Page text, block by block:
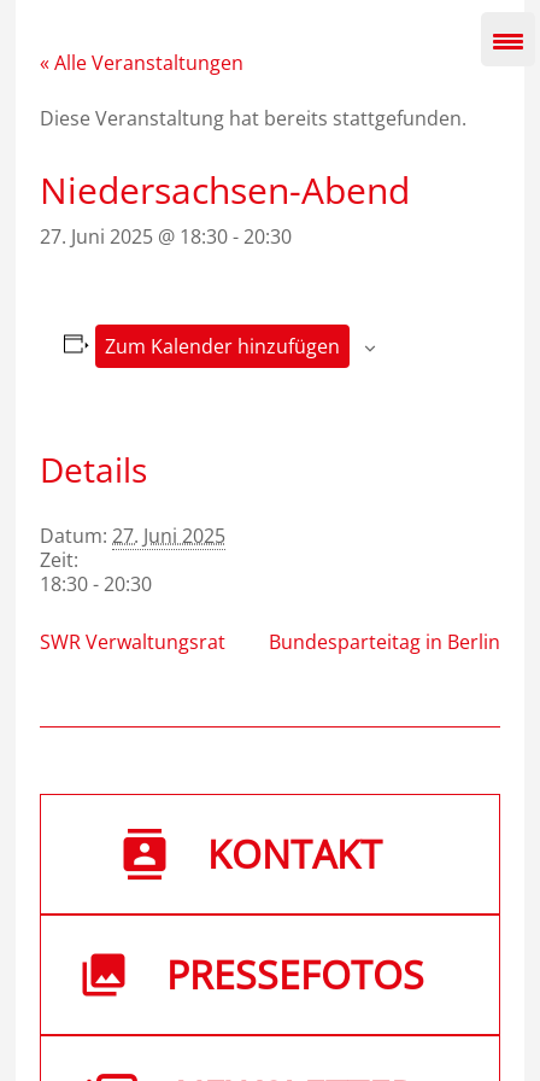
springen« Alle Veranstaltungen
Diese Veranstaltung hat bereits stattgefunden.
Niedersachsen-Abend
27. Juni 2025 @ 18:30-20:30
Zum Kalender hinzufügen
Details
Datum: 27. Juni 2025
Zeit:
18:30 - 20:30
SWR Verwaltungsrat Bundesparteitag in Berlin
KONTAKT
PRESSEFOTOS